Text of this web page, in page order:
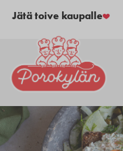
Jätä toive kaupalle